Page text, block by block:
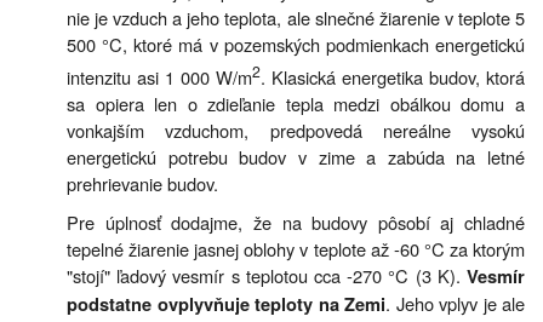
nie je vzduch a jeho teplota, ale slnečné žiarenie v teplote 5
500 °C, ktoré má v pozemských podmienkach energetickú
intenzitu asi 1 000 W/m2. Klasická energetika budov, ktorá
sa opiera len o zdieľanie tepla medzi obálkou domu a
vonkajším vzduchom, predpovedá nereálne vysokú
energetickú potrebu budov v zime a zabúda na letné
prehrievanie budov.
Pre úplnosť dodajme, že na budovy pôsobí aj chladné
tepelné žiarenie jasnej oblohy v teplote až -60 °C za ktorým
"stojí" ľadový vesmír s teplotou cca -270 °C (3 K). Vesmír
podstatne ovplyvňuje teploty na Zemi. Jeho vplyv je ale